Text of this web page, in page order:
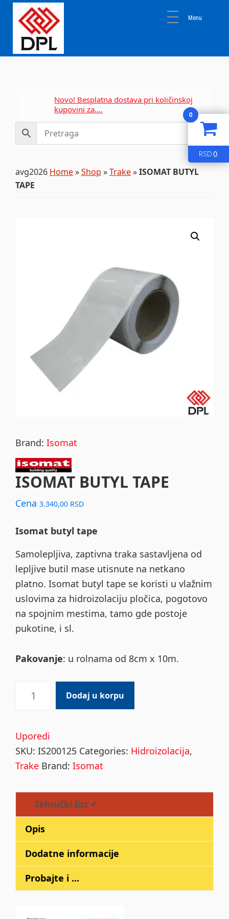
primary
navigation
main
content
primary
sidebar
DPL
Novo! Besplatna dostava pri količinskoj
kupovini za....
avg2026 Home»Shop »Trake»ISOMAT BUTYL
TAPE
Brand: Isomat
ISOMAT BUTYL TAPE
Cena 3.340,00 RSD
Isomat butyl tape
Samolepljiva, zaptivna traka sastavljena od
lepljive butil mase utisnute na netkano
platno. Isomat butyl tape se koristi u vlažnim
uslovima za hidroizolaciju pločica, pogotovo
na spojnim mestima, tamo gde postoje
pukotine, i sl.
Pakovanje: u rolnama od 8cm x 10m.
BUTYL
quantity
Dodaj u korpu
Uporedi
SKU: IS200125 Categories: Hidroizolacija,
Trake Brand: Isomat
Tehnički list
Opis
Dodatne informacije
Probajte i ...
0
RSD0